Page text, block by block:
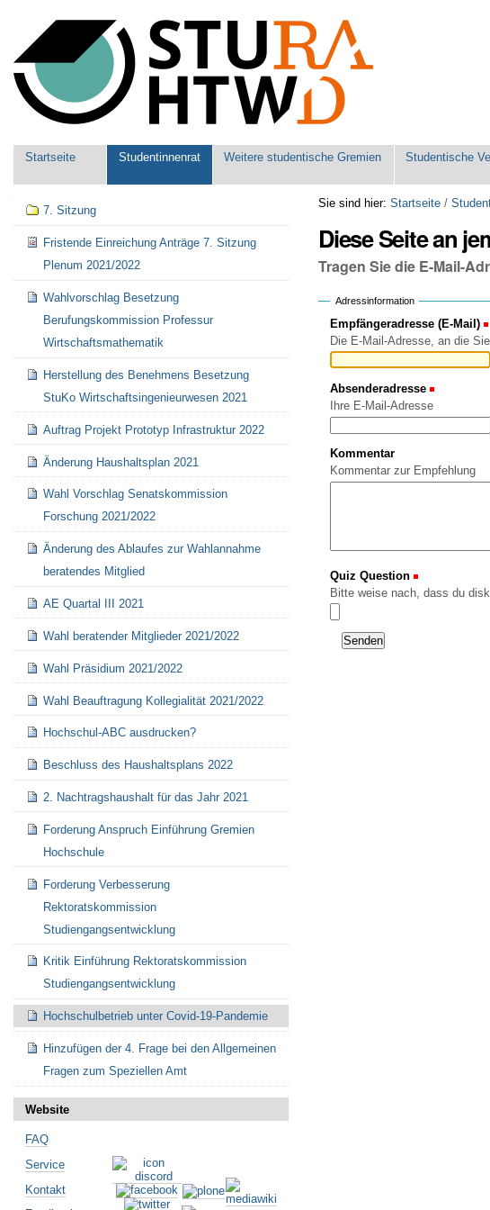
Werkzeuge
Sektionen
Startseite Studentinnenrat Weitere studentische Gremien Studentische
Sie sind hier: Startseite /
Diese Seite an
Tragen Sie die E-Mail-
Adressinformation
Empfängeradresse (E-Mail)
Die E-Mail-Adresse, an die
Absenderadresse
Ihre E-Mail-Adresse
Kommentar
Kommentar zur Empfehlung
Quiz Question
Bitte weise nach, dass du
Navigation
7. Sitzung
Fristende Einreichung Anträge 7. Sitzung
Plenum 2021/2022
Wahlvorschlag Besetzung
Berufungskommission Professur
Wirtschaftsmathematik
Herstellung des Benehmens Besetzung
StuKo Wirtschaftsingenieurwesen 2021
Auftrag Projekt Prototyp Infrastruktur 2022
Änderung Haushaltsplan 2021
Wahl Vorschlag Senatskommission
Forschung 2021/2022
Änderung des Ablaufes zur Wahlannahme
beratendes Mitglied
AE Quartal III 2021
Wahl beratender Mitglieder 2021/2022
Wahl Präsidium 2021/2022
Wahl Beauftragung Kollegialität 2021/2022
Hochschul-ABC ausdrucken?
Beschluss des Haushaltsplans 2022
2. Nachtragshaushalt für das Jahr 2021
Forderung Anspruch Einführung Gremien
Hochschule
Forderung Verbesserung
Rektoratskommission
Studiengangsentwicklung
Kritik Einführung Rektoratskommission
Studiengangsentwicklung
Hochschulbetrieb unter Covid-19-Pandemie
Hinzufügen der 4. Frage bei den Allgemeinen
Fragen zum Speziellen Amt
Website
FAQ
Service
Kontakt